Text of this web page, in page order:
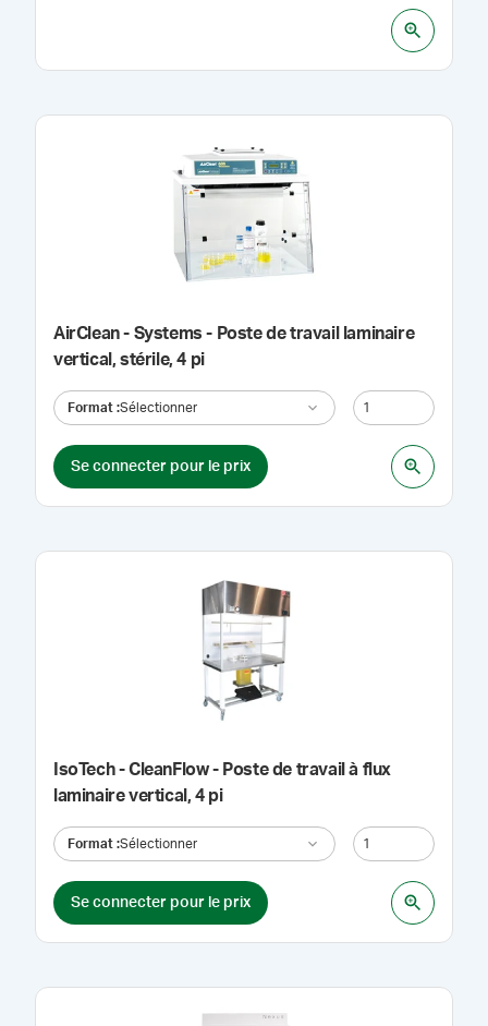
AirClean - Systems - Poste de travail laminaire
vertical, stérile, 4 pi
Format :Sélectionner
Se connecter pour le prix
IsoTech - CleanFlow - Poste de travail à flux
laminaire vertical, 4 pi
Format :Sélectionner
Se connecter pour le prix